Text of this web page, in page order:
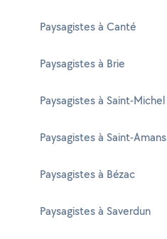
Paysagistes à Canté
Paysagistes à Brie
Paysagistes à Saint-Michel
Paysagistes à Saint-Amans
Paysagistes à Bézac
Paysagistes à Saverdun